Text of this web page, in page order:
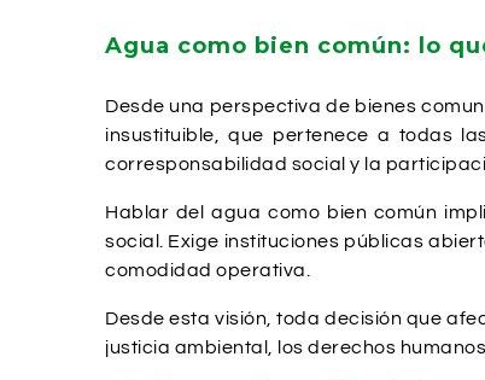
Agua como bien común: lo
Desde una perspectiva de bienes
insustituible, que pertenece a todas
corresponsabilidad social y la
Hablar del agua como bien común
social. Exige instituciones públicas
comodidad operativa.
Desde esta visión, toda decisión que
justicia ambiental, los derechos